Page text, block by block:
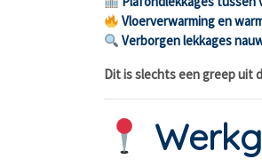
Vloerverwarming en
Verborgen lekkages
Dit is slechts een greep uit